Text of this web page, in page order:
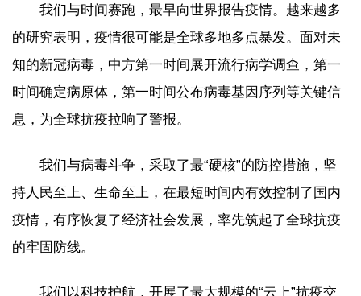
我们与时间赛跑，最早向世界报告疫情。越来越多
的研究表明，疫情很可能是全球多地多点暴发。面对未
知的新冠病毒，中方第一时间展开流行病学调查，第一
时间确定病原体，第一时间公布病毒基因序列等关键信
息，为全球抗疫拉响了警报。
我们与病毒斗争，采取了最“硬核”的防控措施，坚
持人民至上、生命至上，在最短时间内有效控制了国内
疫情，有序恢复了经济社会发展，率先筑起了全球抗疫
的牢固防线。
我们以科技护航，开展了最大规模的“云上”抗疫交